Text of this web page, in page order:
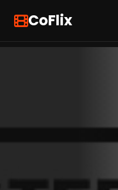
CoFlix